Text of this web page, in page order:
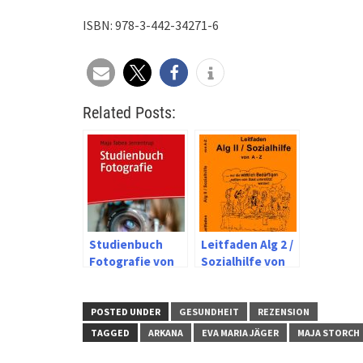
ISBN: 978-3-442-34271-6
Related Posts:
Studienbuch
Fotografie von
Leitfaden Alg 2 /
Sozialhilfe von
POSTED UNDER GESUNDHEIT
REZENSION
TAGGED
ARKANA EVA MARIA JÄGER MAJA STORCH